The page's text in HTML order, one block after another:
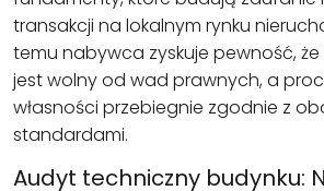
transakcji na lokalnym rynku
temu nabywca zyskuje pewność,
jest wolny od wad prawnych, a
własności przebiegnie zgodnie z
standardami.
Audyt techniczny budynku: